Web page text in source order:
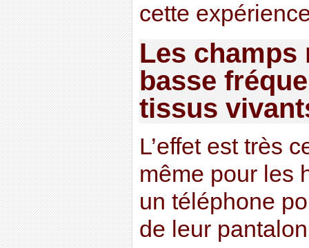
cette
Les champs
basse
tissus
L’effet est très
même pour les
un téléphone
de leur